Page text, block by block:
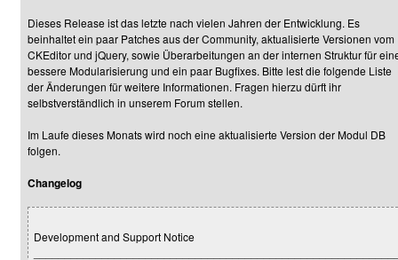
Dieses Release ist das letzte nach vielen Jahren der Entwicklung. Es
beinhaltet ein paar Patches aus der Community, aktualisierte Versionen vom
CKEditor und jQuery, sowie Überarbeitungen an der internen Struktur für
bessere Modularisierung und ein paar Bugfixes. Bitte lest die folgende Liste
der Änderungen für weitere Informationen. Fragen hierzu dürft ihr
selbstverständlich in unserem Forum stellen.
Im Laufe dieses Monats wird noch eine aktualisierte Version der Modul DB
folgen.
Changelog
Development and Support Notice